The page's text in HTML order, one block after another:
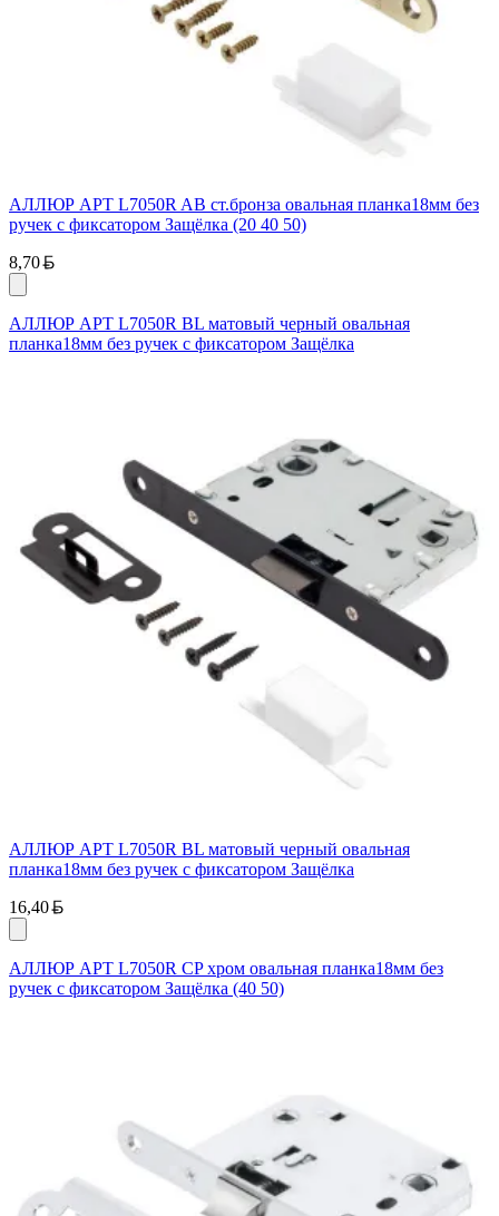
АЛЛЮР АРТ L7050R AB ст.бронза овальная планка18мм без
ручек с фиксатором Защёлка (20 40 50)
8,70
АЛЛЮР АРТ L7050R BL матовый черный овальная
планка18мм без ручек с фиксатором Защёлка
АЛЛЮР АРТ L7050R BL матовый черный овальная
планка18мм без ручек с фиксатором Защёлка
16,40
АЛЛЮР АРТ L7050R CP хром овальная планка18мм без
ручек с фиксатором Защёлка (40 50)